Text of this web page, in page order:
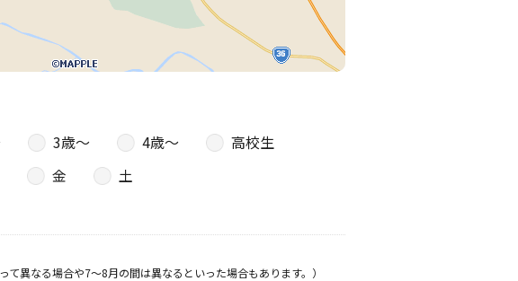
3歳〜 4歳〜
高校生
金
土
異なる場合や7～8月の間は異なるといった場合もあります。）